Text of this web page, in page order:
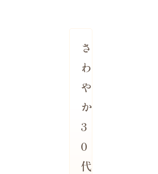
さ
わ
や
か
3
0
代